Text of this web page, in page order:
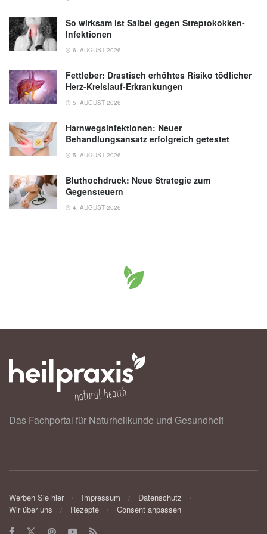
So wirksam ist Salbei gegen Streptokokken-
Infektionen
6. AUGUST 2026
Fettleber: Drastisch erhöhtes Risiko tödlicher
Herz-Kreislauf-Erkrankungen
5. AUGUST 2026
Harnwegsinfektionen: Neuer
Behandlungsansatz erfolgreich getestet
5. AUGUST 2026
Bluthochdruck: Neue Strategie zum
Gegensteuern
4. AUGUST 2026
Das Fachportal für Naturheilkunde und Gesundheit
Werben Sie hier Impressum
Datenschutz
Wir über uns
Rezepte Consent anpassen